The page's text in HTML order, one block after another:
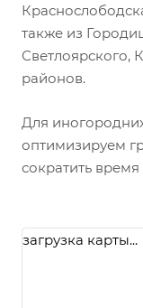
также из
Светлоярского,
районов.
Для
оптимизируем
сократить время
загрузка карты...